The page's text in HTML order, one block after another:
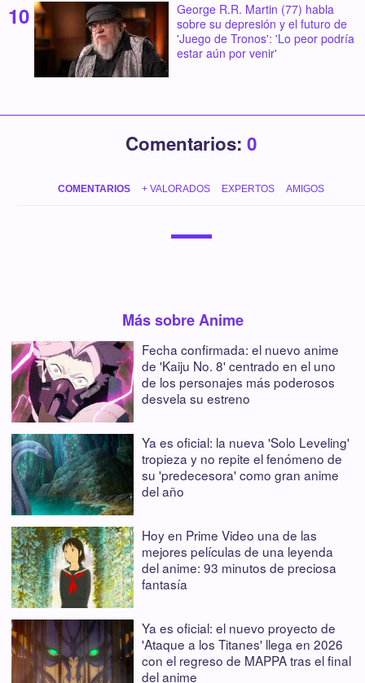
George R.R. Martin (77) habla
sobre su depresión y el futuro de
'Juego de Tronos': 'Lo peor podría
estar aún por venir'
Comentarios: 0
COMENTARIOS + VALORADOS EXPERTOS AMIGOS
Más sobre Anime
Fecha confirmada: el nuevo anime
de 'Kaiju No. 8' centrado en el uno
de los personajes más poderosos
desvela su estreno
Ya es oficial: la nueva 'Solo Leveling'
tropieza y no repite el fenómeno de
su 'predecesora' como gran anime
del año
Hoy en Prime Video una de las
mejores películas de una leyenda
del anime: 93 minutos de preciosa
fantasía
Ya es oficial: el nuevo proyecto de
'Ataque a los Titanes' llega en 2026
con el regreso de MAPPA tras el final
del anime